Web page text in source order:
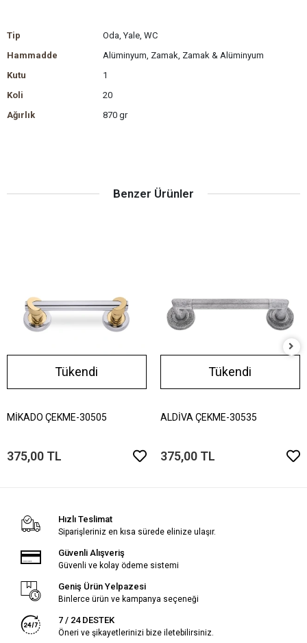
Tip
Oda, Yale, WC
Hammadde
Alüminyum, Zamak, Zamak & Alüminyum
Kutu
1
Koli
20
Ağırlık
870 gr
Benzer Ürünler
Tükendi
MİKADO ÇEKME-30505
375,00 TL
Tükendi
ALDİVA ÇEKME-30535
375,00 TL
Hızlı Teslimat
Siparişleriniz en kısa sürede elinize ulaşır.
Güvenli Alışveriş
Güvenli ve kolay ödeme sistemi
Geniş Ürün Yelpazesi
Binlerce ürün ve kampanya seçeneği
7 / 24 DESTEK
Öneri ve şikayetlerinizi bize iletebilirsiniz.